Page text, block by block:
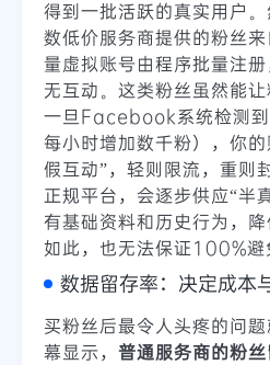
得到一批活跃的真实用户
数低价服务商提供的粉丝
量虚拟账号由程序批量注册
无互动。这类粉丝虽然能
一旦Facebook系统检测
每小时增加数千粉），你
假互动”，轻则限流，重则
正规平台，会逐步供应“
有基础资料和历史行为，
如此，也无法保证100%避
数据留存率：决定成本
买粉丝后最令人头疼的问
幕显示， 普通服务商的粉